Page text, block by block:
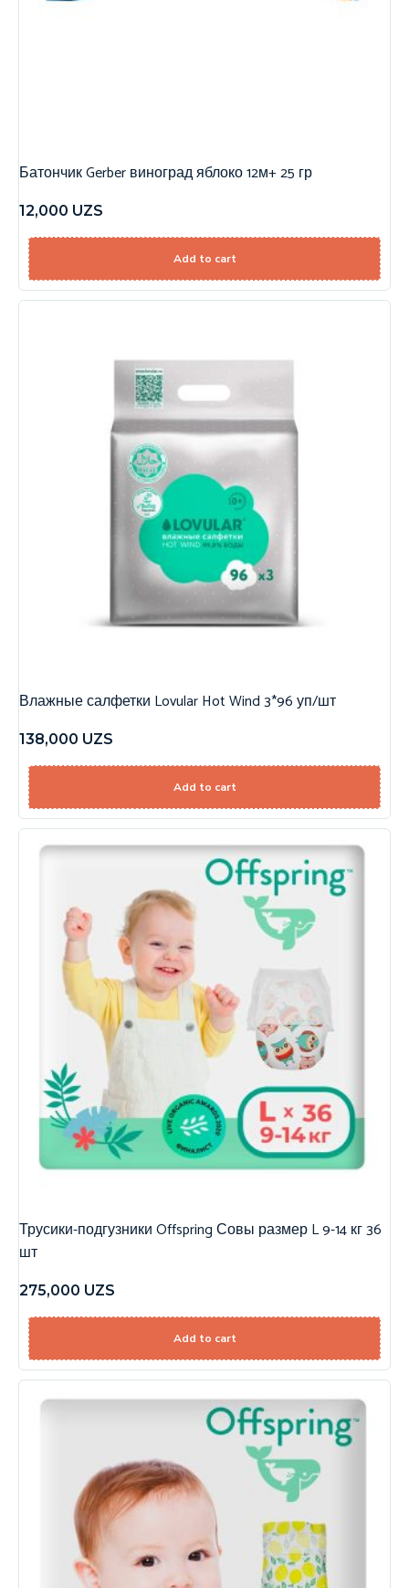
Батончик Gerber виноград яблоко 12м+ 25 гр
12,000 UZS
Add to cart
Влажные салфетки Lovular Hot Wind 3*96 уп/шт
138,000 UZS
Add to cart
Трусики-подгузники Offspring Совы размер L 9-14 кг 36
шт
275,000 UZS
Add to cart